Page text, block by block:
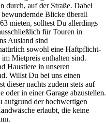
durch, auf der Straße. Dabei
Blicke überall
mieten, solltest Du allerdings
für Touren in
Ausland sind
sowohl eine Haftpflicht-
Mietpreis enthalten sind.
Haustiere in unseren
Willst Du bei uns einen
dieser nachts zudem stets auf
oder in einer Garage abzustellen.
aufgrund der hochwertigen
erlaubt, die keine